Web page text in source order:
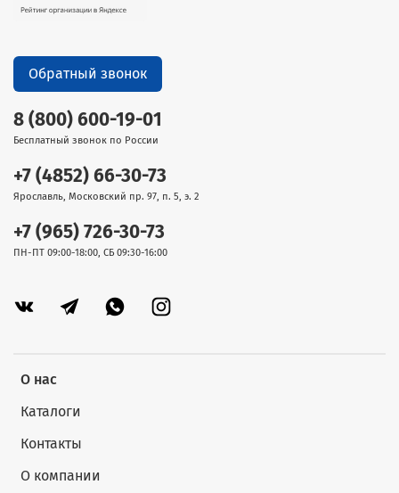
О нас
Каталоги
Контакты
О компании
8 (800) 600-19-01
Бесплатный звонок по России
+7 (4852) 66-30-73
Ярославль, Московский пр. 97, п. 5, э. 2
+7 (965) 726-30-73
ПН-ПТ 09:00-18:00, СБ 09:30-16:00
Обратный звонок